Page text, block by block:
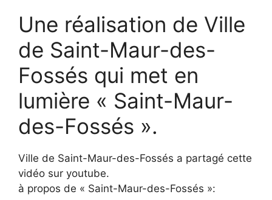
Une réalisation de Ville
de Saint-Maur-des-
Fossés qui met en
lumière « Saint-Maur-
des-Fossés ».
Ville de Saint-Maur-des-Fossés a partagé cette
vidéo sur youtube.
à propos de « Saint-Maur-des-Fossés »: